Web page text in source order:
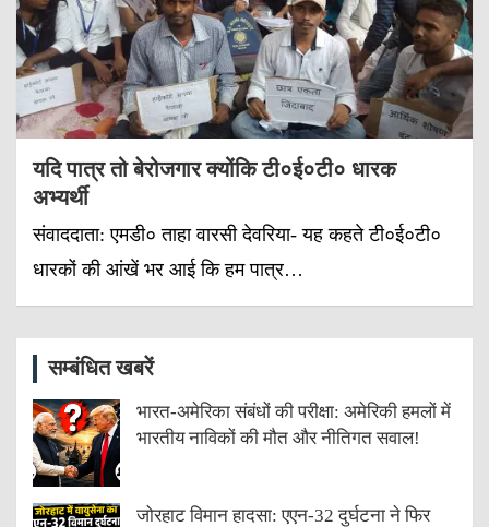
यदि पात्र तो बेरोजगार क्योंकि टी०ई०टी० धारक
अभ्यर्थी
संवाददाता: एमडी० ताहा वारसी देवरिया- यह कहते टी०ई०टी०
धारकों की आंखें भर आई कि हम पात्र…
सम्बंधित खबरें
भारत-अमेरिका संबंधों की परीक्षा: अमेरिकी हमलों में
भारतीय नाविकों की मौत और नीतिगत सवाल!
जोरहाट विमान हादसा: एएन-32 दुर्घटना ने फिर